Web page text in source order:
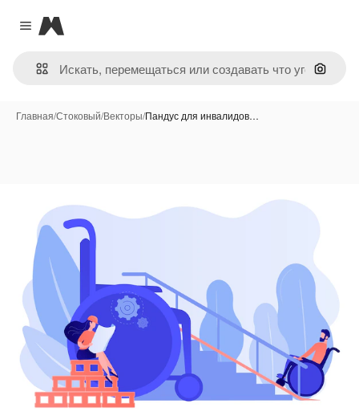
Close menu
Magnific
Поиск
Главная/Стоковый/Векторы/Пандус для инвалидов…